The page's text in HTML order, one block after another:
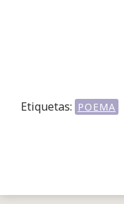
Etiquetas: POEMA